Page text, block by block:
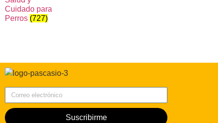
Cuidado para
Perros (727)
Suscribirme